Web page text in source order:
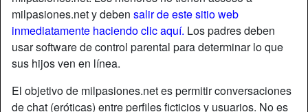
milpasiones.net y deben salir de este sitio web
inmediatamente haciendo clic aquí. Los padres deben
usar software de control parental para determinar lo que
sus hijos ven en línea.
El objetivo de milpasiones.net es permitir conversaciones
de chat (eróticas) entre perfiles ficticios y usuarios. No es